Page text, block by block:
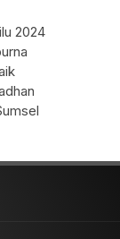
2024